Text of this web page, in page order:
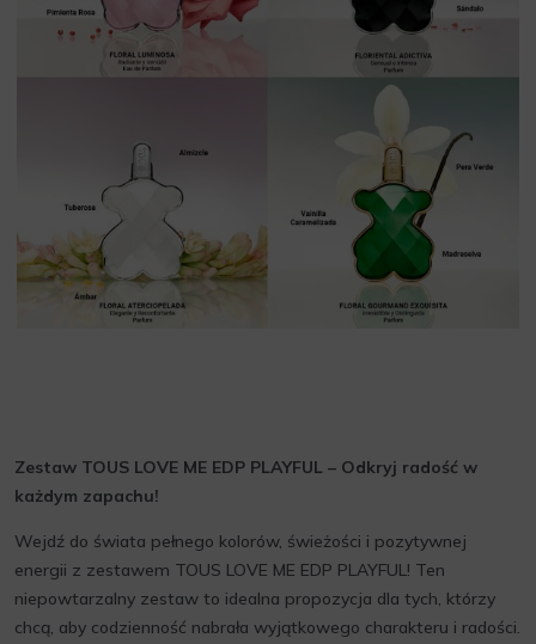
Zestaw TOUS LOVE ME EDP PLAYFUL – Odkryj radość w
każdym zapachu!
Wejdź do świata pełnego kolorów, świeżości i pozytywnej
energii z zestawem TOUS LOVE ME EDP PLAYFUL! Ten
niepowtarzalny zestaw to idealna propozycja dla tych, którzy
chcą, aby codzienność nabrała wyjątkowego charakteru i radości.